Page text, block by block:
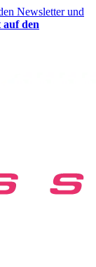
Newsletter und
den